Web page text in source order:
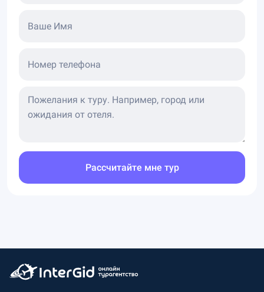
Ваше Имя
Номер телефона
Рассчитайте мне тур